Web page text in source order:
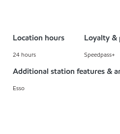
Location hours
24 hours
Loyalty &
Speedpass+
Additional station features &
Esso